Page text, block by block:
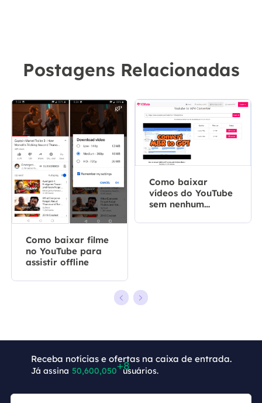
Postagens Relacionadas
Como baixar filme
no YouTube para
assistir offline
Como baixar
vídeos do YouTube
sem nenhum
Receba notícias e ofertas na caixa de entrada.
Já assina 50,600,058 usuários.